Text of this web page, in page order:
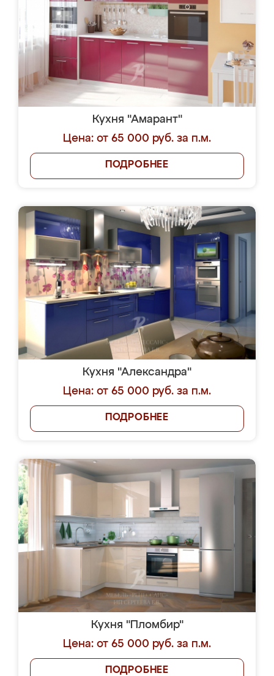
Кухня "Амарант"
Цена: от 65 000 руб. за п.м.
ПОДРОБНЕЕ
Кухня "Александра"
Цена: от 65 000 руб. за п.м.
ПОДРОБНЕЕ
Кухня "Пломбир"
Цена: от 65 000 руб. за п.м.
ПОДРОБНЕЕ